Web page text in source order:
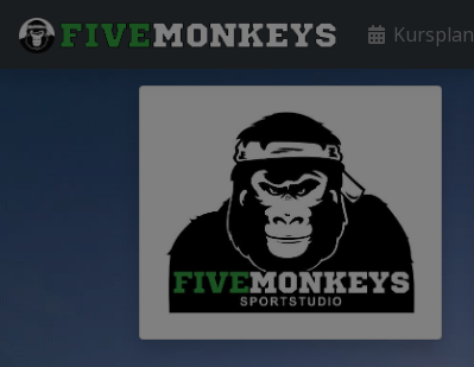
Kursplan